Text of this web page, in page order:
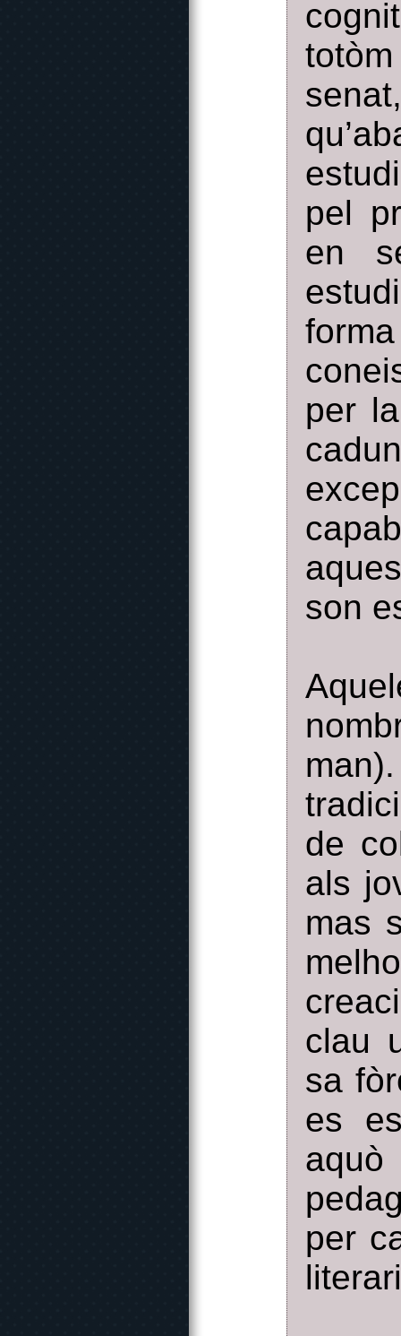
pel
en
per
son
de
als
mas
clau
sa
es
per